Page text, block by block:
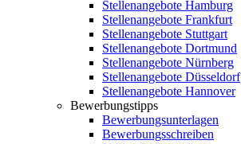
Stellenangebote Hamburg
Stellenangebote Frankfurt
Stellenangebote Stuttgart
Stellenangebote Dortmund
Stellenangebote Nürnberg
Stellenangebote Düsseldorf
Stellenangebote Hannover
Bewerbungstipps
Bewerbungsunterlagen
Bewerbungsschreiben